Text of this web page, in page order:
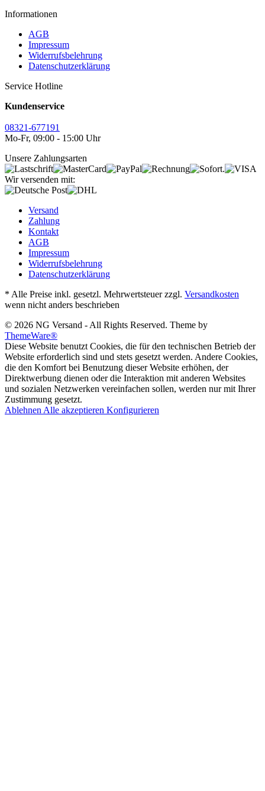
Informationen
AGB
Impressum
Widerrufsbelehrung
Datenschutzerklärung
Service Hotline
Kundenservice
08321-677191
Mo-Fr, 09:00 - 15:00 Uhr
Unsere Zahlungsarten
Wir versenden mit:
Versand
Zahlung
Kontakt
AGB
Impressum
Widerrufsbelehrung
Datenschutzerklärung
* Alle Preise inkl. gesetzl. Mehrwertsteuer zzgl. Versandkosten
wenn nicht anders beschrieben
© 2026 NG Versand - All Rights Reserved. Theme by
ThemeWare®
Diese Website benutzt Cookies, die für den technischen Betrieb der
Website erforderlich sind und stets gesetzt werden. Andere Cookies,
die den Komfort bei Benutzung dieser Website erhöhen, der
Direktwerbung dienen oder die Interaktion mit anderen Websites
und sozialen Netzwerken vereinfachen sollen, werden nur mit Ihrer
Zustimmung gesetzt.
Ablehnen Alle akzeptieren Konfigurieren